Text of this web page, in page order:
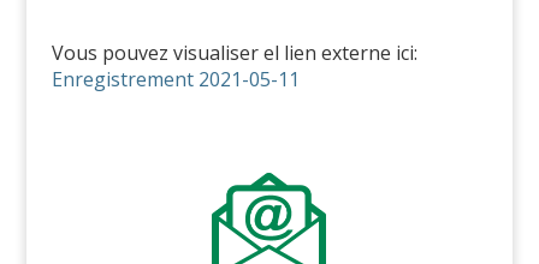
Vous pouvez visualiser el lien externe ici:
Enregistrement 2021-05-11